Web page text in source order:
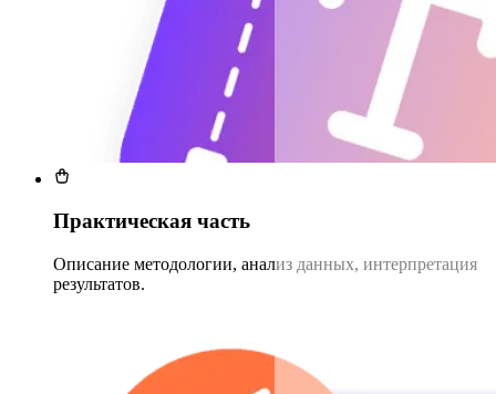
Практическая часть
Описание методологии, анализ данных, интерпретация
результатов.